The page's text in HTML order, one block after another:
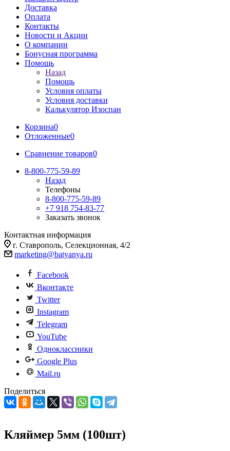
Доставка
Оплата
Контакты
Новости и Акции
О компании
Бонусная программа
Помощь
Назад
Помощь
Условия оплаты
Условия доставки
Калькулятор Изоспан
Корзина0
Отложенные0
Сравнение товаров0
8-800-775-59-89
Назад
Телефоны
8-800-775-59-89
+7 918 754-83-77
Заказать звонок
Контактная информация
г. Ставрополь, Селекционная, 4/2
marketing@batyanya.ru
Facebook
Вконтакте
Twitter
Instagram
Telegram
YouTube
Одноклассники
Google Plus
Mail.ru
Поделиться
Кляймер 5мм (100шт)